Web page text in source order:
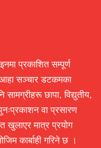
प्रकाशित सम्पूर्ण
आहा सञ्चार डटकमका
छापा, विद्युतीय,
वा प्रसारण
खुलाएर मात्र प्रयोग
कार्बाही गरिने छ ।